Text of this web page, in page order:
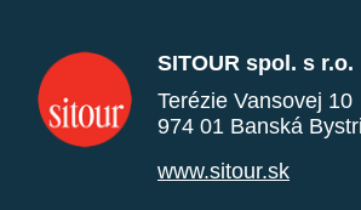
SITOUR spol. s r.o.
Terézie Vansovej 10
974 01 Banská
www.sitour.sk